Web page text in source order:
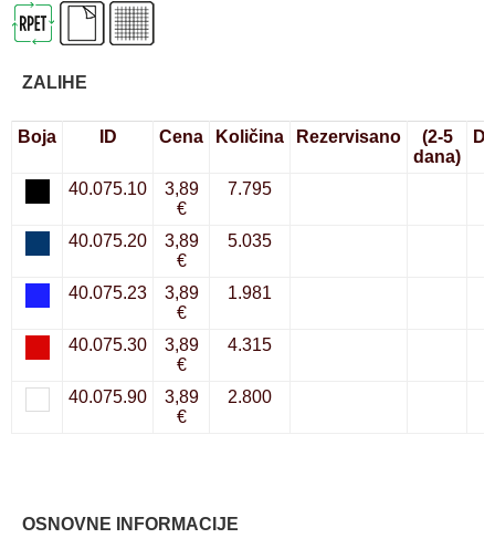
ZALIHE
Boja ID Cena Količina Rezervisano
(2-5
dana)
40.075.10
3,89
€
7.795
40.075.20
3,89
€
5.035
40.075.23
3,89
€
1.981
40.075.30
3,89
€
4.315
40.075.90
3,89
€
2.800
OSNOVNE INFORMACIJE